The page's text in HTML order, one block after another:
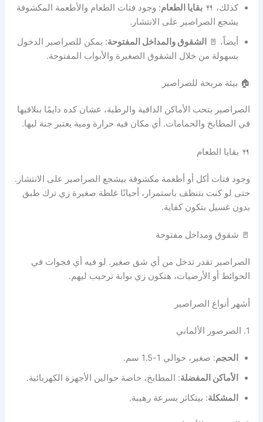
كذلك، 🍴بقايا الطعام: وجود فتات الطعام والأطعمة المكشوفة
يشجع الصراصير على الانتشار.
أيضاً، 🚪
الشقوق والمداخل المفتوحة: يمكن للصراصير الدخول
بسهولة من خلال الشقوق الصغيرة والأبواب المفتوحة.
🏠 بيئة مريحة للصراصير
الصراصير بتحب الأماكن الدافية والرطبة، عشان كده دايمًا بنلاقيها
في المطابخ والحمامات. أي مكان فيه حرارة ومية يعتبر جنة ليها.
🍴 بقايا الطعام
وجود فتات أكل أو أطعمة مكشوفة بيشجع الصراصير على الانتشار.
حتى لو كنت بتنظف باستمرار، أحيانًا غلطة صغيرة زي ترك طبق
بدون غسيل بتكون كفاية.
🚪 شقوق ومداخل مفتوحة
الصراصير تقدر تدخل من أي شق صغير. لو فيه أي فجوات في
الحوائط أو الأرضيات، هتكون زي بوابة ترحيب ليهم.
أشهر أنواع الصراصير
1. الصرصور الألماني
الحجم: صغير، حوالي 1-1.5 سم.
الأماكن المفضلة: المطابخ، خاصة حوالين الأجهزة الكهربائية.
المشكلة: بيتكاثر بسرعة رهيبة.